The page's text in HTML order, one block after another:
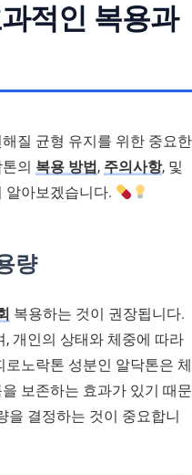
적인 복용과
질 균형 유지를 위한 중요한
의 복용 방법 , 주의사항, 및
알아보겠습니다.
량
복용하는 것이 권장됩니다.
개인의 상태와 체중에 따라
로노락톤 성분인 알닥톤은 체
보존하는 효과가 있기 때문
을 결정하는 것이 중요합니